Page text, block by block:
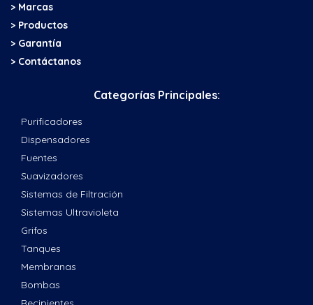
> Marcas
> Productos
> Garantía
> Contáctanos
Categorías Principales:
Purificadores
Dispensadores
Fuentes
Suavizadores
Sistemas de Filtración
Sistemas Ultravioleta
Grifos
Tanques
Membranas
Bombas